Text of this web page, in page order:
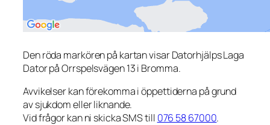
Den röda markören på kartan visar Datorhjälps Laga
Dator på Orrspelsvägen 13 i Bromma.
Avvikelser kan förekomma i öppettiderna på grund
av sjukdom eller liknande.
Vid frågor kan ni skicka SMS till 076 58 67000.